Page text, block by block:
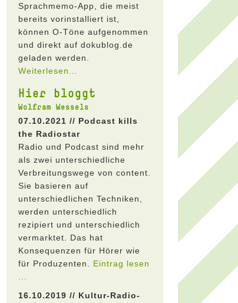
Sprachmemo-App, die meist
bereits vorinstalliert ist,
können O-Töne aufgenommen
und direkt auf dokublog.de
geladen werden.
Weiterlesen...
Hier bloggt
Wolfram Wessels
07.10.2021 // Podcast kills
the Radiostar
Radio und Podcast sind mehr
als zwei unterschiedliche
Verbreitungswege von content.
Sie basieren auf
unterschiedlichen Techniken,
werden unterschiedlich
rezipiert und unterschiedlich
vermarktet. Das hat
Konsequenzen für Hörer wie
für Produzenten. Eintrag lesen
16.10.2019 // Kultur-Radio-